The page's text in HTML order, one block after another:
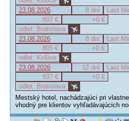
23.08.2026
8 dní
Last
807 €
+0 €
odlet: Bratislava
23.08.2026
8 dní
Last
805 €
+0 €
odlet: Košice
23.08.2026
12 dní
Last
937 €
+0 €
odlet: Bratislava
Mestský hotel, nachádzajúci pri
vhodný pre klientov vyhľadávajúcich